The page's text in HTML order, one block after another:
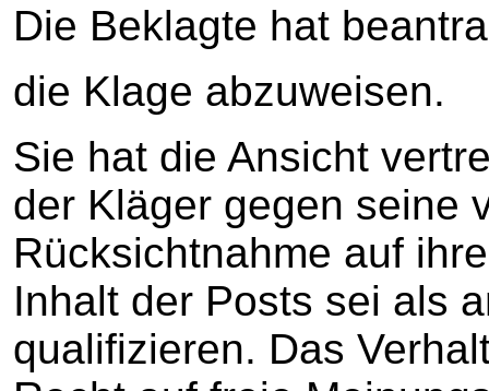
Die Beklagte hat
die Klage abzuweisen.
Sie hat die Ansicht
der Kläger gegen seine
Rücksichtnahme auf
Inhalt der Posts sei als
qualifizieren. Das